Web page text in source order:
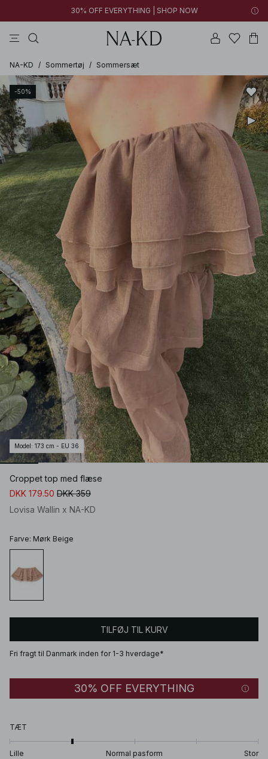
30% OFF EVERYTHING | SHOP NOW
NA-KD / Sommertøj / Sommersæt
-50%
Model : 173 cm - EU 36
Croppet top med flæse
DKK 179.50 DKK 359
Lovisa Wallin x NA-KD
Farve: Mørk Beige
TILFØJ TIL KURV
Fri fragt til Danmark inden for 1-3 hverdage*
30% OFF EVERYTHING
TÆT
Lille Normal pasform Stor